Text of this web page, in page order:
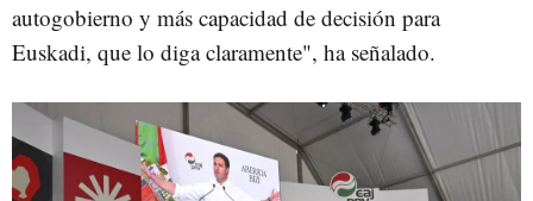
autogobierno y más capacidad de decisión para
Euskadi, que lo diga claramente", ha señalado.